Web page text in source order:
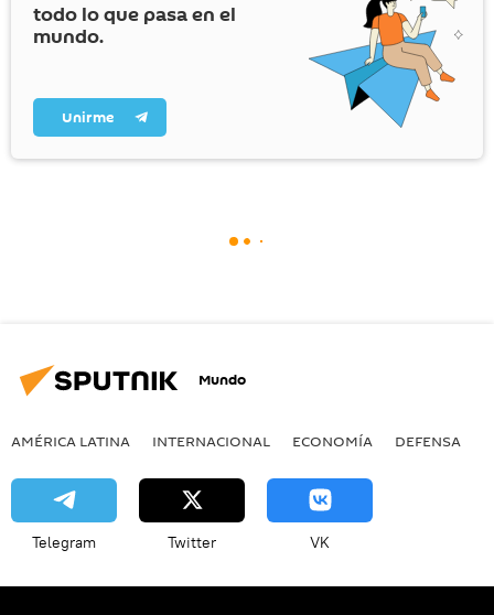
todo lo que pasa en el
mundo.
Unirme
Mundo
AMÉRICA LATINA INTERNACIONAL ECONOMÍA DEFENSA
Telegram Twitter VK